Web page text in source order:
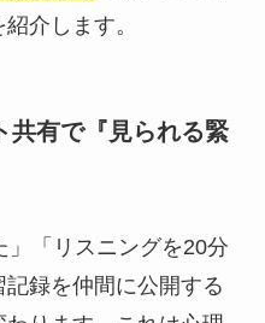
介します。
共有で『見られる緊
」「リスニングを20分
録を仲間に公開する